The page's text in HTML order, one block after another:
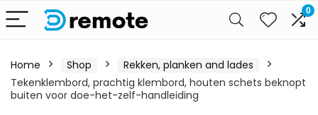
0
Home Shop
Rekken, planken and lades
Tekenklembord, prachtig klembord, houten schets beknopt
buiten voor doe-het-zelf-handleiding